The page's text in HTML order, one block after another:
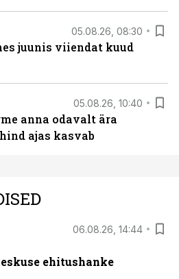
05.08.26, 08:30
juunis viiendat kuud
05.08.26, 10:40
anna odavalt ära
ajas kasvab
06.08.26, 14:44
ehitushanke